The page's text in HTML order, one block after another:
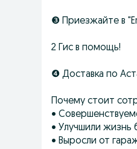
❸ Приезжайте в
2 Гис в помощь!
❹ Доставка по
Почему стоит
•
• Улучшили жизнь
• Выросли от